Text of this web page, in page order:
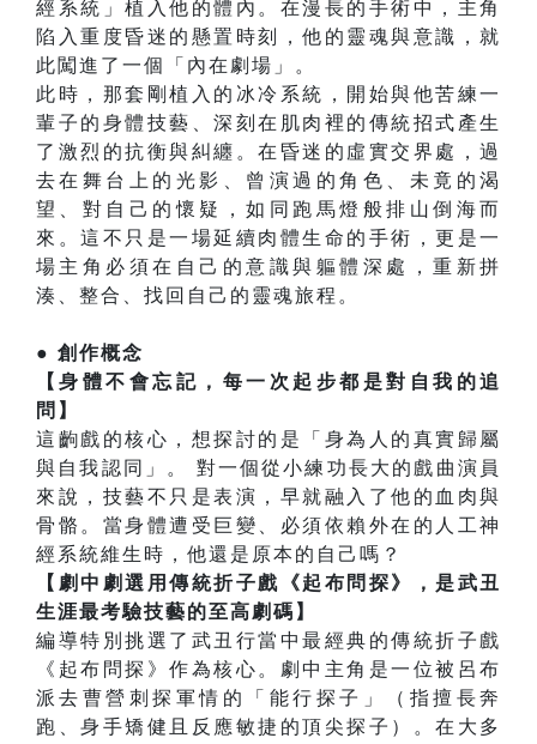
經系統」植入他的體內。在漫長的手術中，主角
陷入重度昏迷的懸置時刻，他的靈魂與意識，就
此闖進了一個「內在劇場」。
此時，那套剛植入的冰冷系統，開始與他苦練一
輩子的身體技藝、深刻在肌肉裡的傳統招式產生
了激烈的抗衡與糾纏。在昏迷的虛實交界處，過
去在舞台上的光影、曾演過的角色、未竟的渴
望、對自己的懷疑，如同跑馬燈般排山倒海而
來。這不只是一場延續肉體生命的手術，更是一
場主角必須在自己的意識與軀體深處，重新拼
湊、整合、找回自己的靈魂旅程。
● 創作概念
【身體不會忘記，每一次起步都是對自我的追
問】
這齣戲的核心，想探討的是「身為人的真實歸屬
與自我認同」。 對一個從小練功長大的戲曲演員
來說，技藝不只是表演，早就融入了他的血肉與
骨骼。當身體遭受巨變、必須依賴外在的人工神
經系統維生時，他還是原本的自己嗎？
【劇中劇選用傳統折子戲《起布問探》，是武丑
生涯最考驗技藝的至高劇碼】
編導特別挑選了武丑行當中最經典的傳統折子戲
《起布問探》作為核心。劇中主角是一位被呂布
派去曹營刺探軍情的「能行探子」（指擅長奔
跑、身手矯健且反應敏捷的頂尖探子）。在大多